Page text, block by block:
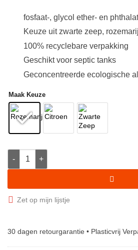
fosfaat-, glycol ether- en
Keuze uit zwarte zeep,
100% recyclebare verpakking
Geschikt voor septic tanks
Geconcentreerde ecologische
Maak Keuze
Eco Allesreiniger - l'Arbre Vert aantal
Zet op mijn lijstje
30 dagen retourgarantie • Plasticvrij